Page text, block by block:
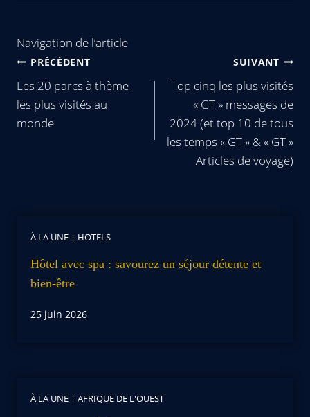
Navigation de l’article
PRÉCÉDENT
Les 20 parcs à thème
les plus visités au
monde
SUIVANT
Top cinq les plus visités
« GT » messages de
2024 (et top 10 de tous
les temps « GT » & « GT »
Articles de voyage)
À LA UNE | HOTELS
Hôtel avec spa : savourez un séjour détente et
bien-être
25 juin 2026
À LA UNE | AFRIQUE DE L'OUEST